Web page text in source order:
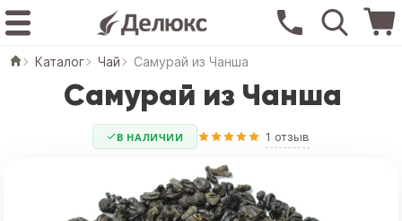
Каталог Чай Самурай из Чанша
Самурай из Чанша
В НАЛИЧИИ 1 отзыв